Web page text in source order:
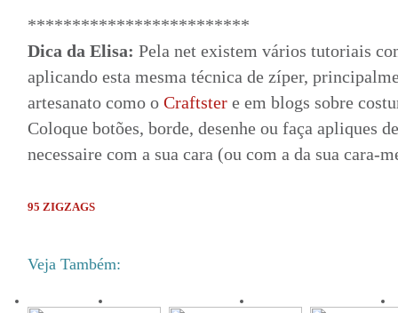
*************************
Dica da Elisa: Pela net existem vários tutoriais
aplicando esta mesma técnica de zíper,
artesanato como o Craftster e em blogs sobre
Coloque botões, borde, desenhe ou faça apliques
necessaire com a sua cara (ou com a da sua cara-
95 ZIGZAGS
Veja Também: